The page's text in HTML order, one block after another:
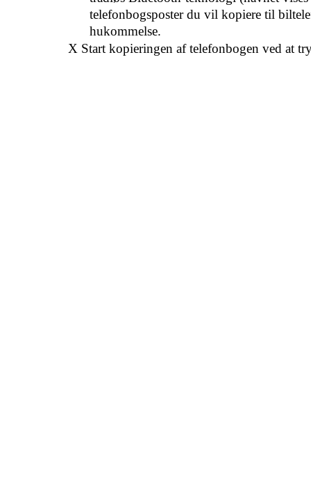
telefonbogsposter du vil kopiere til
hukommelse.
X Start kopieringen af telefonbogen ved at